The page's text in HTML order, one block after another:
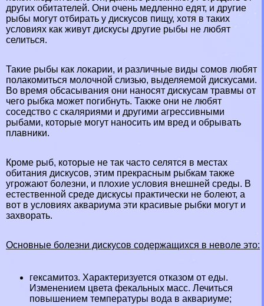
других обитателей. Они очень медленно едят, и другие
рыбы могут отбирать у дискусов пищу, хотя в таких
условиях как живут дискусы другие рыбы не любят
селиться.
Такие рыбы как локарии, и различные виды сомов любят
полакомиться молочной слизью, выделяемой дискусами.
Во время обсасывания они наносят дискусам травмы от
чего рыбка может погибнуть. Также они не любят
соседство с скаляриями и другими агрессивными
рыбами, которые могут наносить им вред и обрывать
плавники.
Кроме рыб, которые не так часто селятся в местах
обитания дискусов, этим прекрасным рыбкам также
угрожают болезни, и плохие условия внешней среды. В
естественной среде дискусы пpaктически не болеют, а
вот в условиях аквариума эти красивые рыбки могут и
захворать.
Основные болезни дискусов содержащихся в неволе это:
гексамитоз. Хаpaктеризуется отказом от еды.
Изменением цвета фекальных масс. Лечиться
повышением температуры вода в аквариуме;